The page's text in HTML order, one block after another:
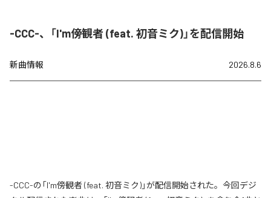
-CCC-、「I'm傍観者 (feat. 初音ミク)」を配信開始
新曲情報 2026.8.6
-CCC-の「I'm傍観者 (feat. 初音ミク)」が配信開始された。今回デジ